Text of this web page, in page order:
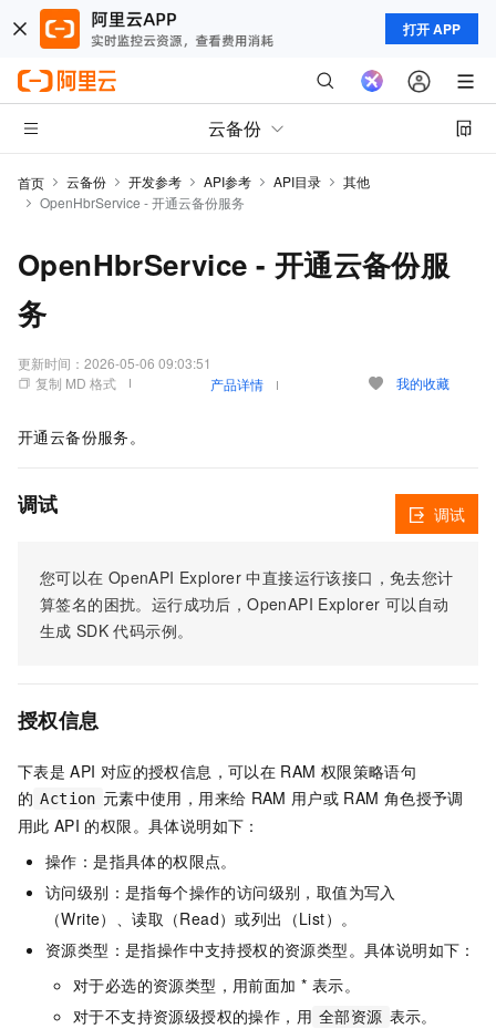
打开 APP
云备份
首页 云备份 开发参考 API参考 API目录
其他
OpenHbrService - 开通云备份服务
OpenHbrService - 开通云备份服
务
更新时间： 2026-05-06 09:03:51
复制 MD 格式
产品详情 我的收藏
开通云备份服务。
调试
您可以在 OpenAPI Explorer 中直接运行该接口，免去您计
算签名的困扰。运行成功后，OpenAPI Explorer 可以自动
生成 SDK 代码示例。
调试
授权信息
下表是 API 对应的授权信息，可以在 RAM 权限策略语句
的 Action 元素中使用，用来给 RAM 用户或 RAM 角色授予调
用此 API 的权限。具体说明如下：
操作：是指具体的权限点。
访问级别：是指每个操作的访问级别，取值为写入
（Write）、读取（Read）或列出（List）。
资源类型：是指操作中支持授权的资源类型。具体说明如下：
对于必选的资源类型，用前面加 * 表示。
对于不支持资源级授权的操作，用 全部资源 表示。